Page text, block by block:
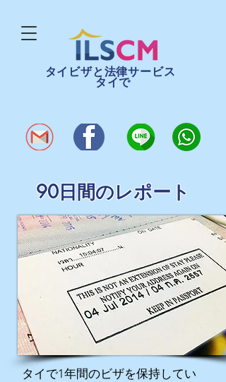
タイビザと法律サービス
タイで
90日間のレポート
90日間のレポートとは何
ですか？
タイで1年間のビザを保持してい